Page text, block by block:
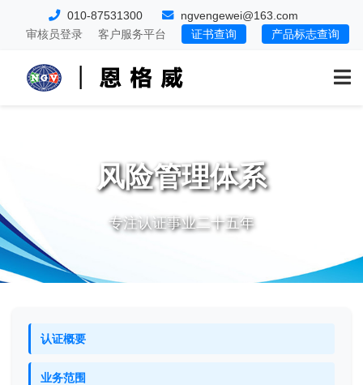
010-87531300
ngvengewei@163.com
审核员登录
客户服务平台 证书查询 产品标志查询
风险管理体系
专注认证事业二十五年
认证概要
业务范围